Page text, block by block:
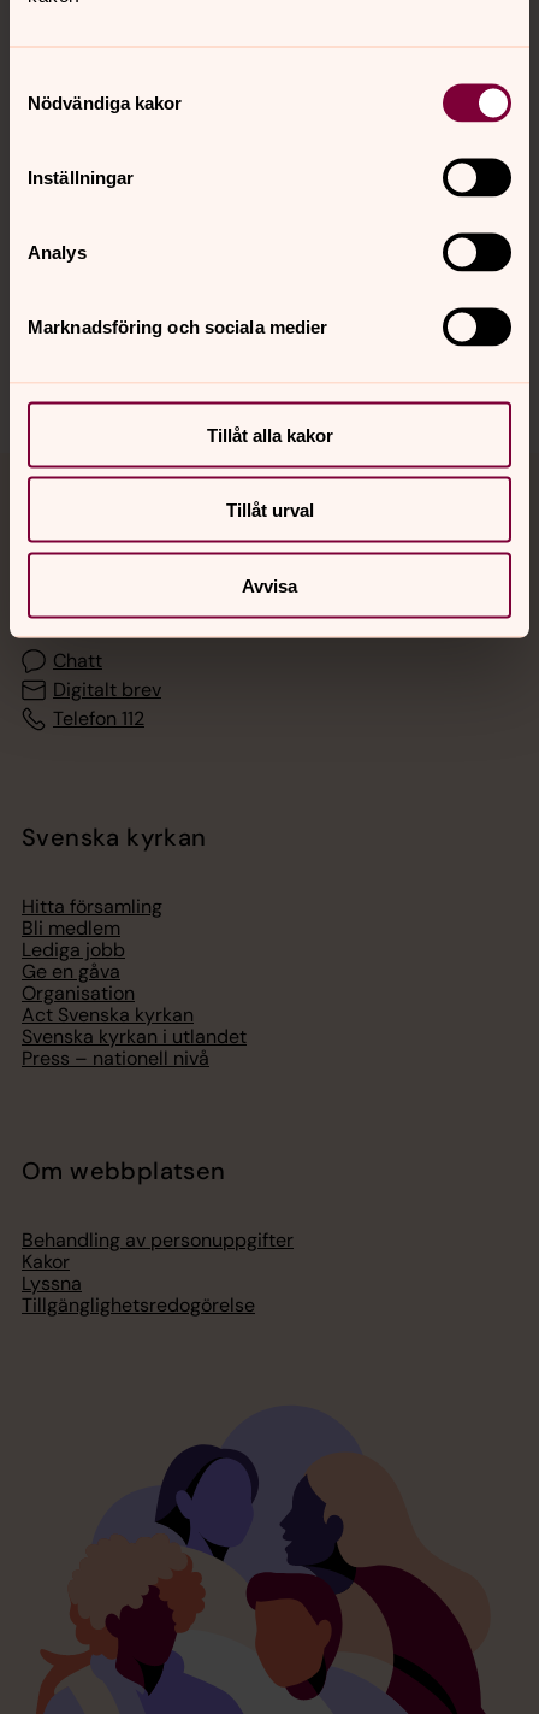
Nödvändiga kakor
Inställningar
Analys
Marknadsföring och sociala medier
Tillåt alla kakor
Tillåt urval
Avvisa
Kontakt
Sociala kanaler
Jourhavande präst
Akut samtals- och krisstöd. Prata eller chatta anonymt
med en präst på kvällar och nätter.
Chatt
Digitalt brev
Telefon 112
Svenska kyrkan
Hitta församling
Bli medlem
Lediga jobb
Ge en gåva
Organisation
Act Svenska kyrkan
Svenska kyrkan i utlandet
Press – nationell nivå
Om webbplatsen
Behandling av personuppgifter
Kakor
Lyssna
Tillgänglighetsredogörelse